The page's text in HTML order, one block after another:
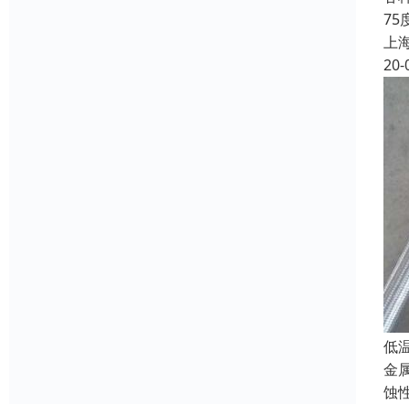
75
上
20-
低
金
蚀